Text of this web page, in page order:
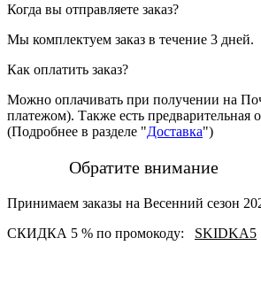
Когда вы отправляете заказ?
Мы комплектуем заказ в течение 3 дней.
Как оплатить заказ?
Можно оплачивать при получении на
платежом). Также есть предварительная
(Подробнее в разделе "Доставка")
Обратите внимание
Принимаем заказы на Весенний сезон
СКИДКА 5 % по промокоду: SKIDKA5